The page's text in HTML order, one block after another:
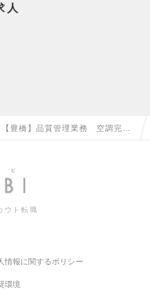
人
【豊橋】品質管理業務 空調完備
会社/転勤無/定着率98％～の求人
ウト転職
情報に関するポリシー
環境